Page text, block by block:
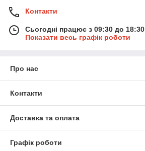
Контакти
Сьогодні працює з 09:30 до 18:30
Показати весь графік роботи
Про нас
Контакти
Доставка та оплата
Графік роботи